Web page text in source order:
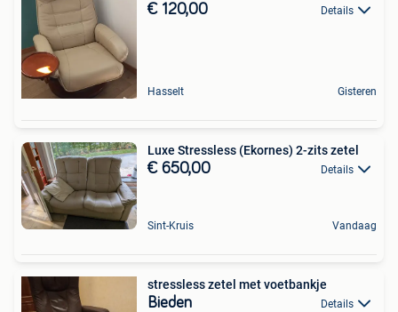
€ 120,00 Details
Hasselt Gisteren
Luxe Stressless (Ekornes) 2-zits zetel
€ 650,00 Details
Sint-Kruis Vandaag
stressless zetel met voetbankje
Bieden Details